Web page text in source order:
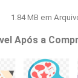
1.84 MB em
Após a